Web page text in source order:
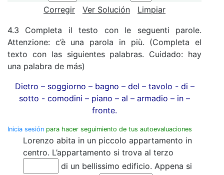
Corregir
Ver Solución Limpiar
4.3 Completa il testo con le seguenti parole.
Attenzione: c’è una parola in più. (Completa el
texto con las siguientes palabras. Cuidado: hay
una palabra de más)
Dietro – soggiorno – bagno – del – tavolo - di –
sotto - comodini – piano – al – armadio – in –
fronte.
Inicia sesión para hacer seguimiento de tus autoevaluaciones
Lorenzo abita in un piccolo appartamento in
centro. L’appartamento si trova al terzo
di un bellissimo edificio. Appena si